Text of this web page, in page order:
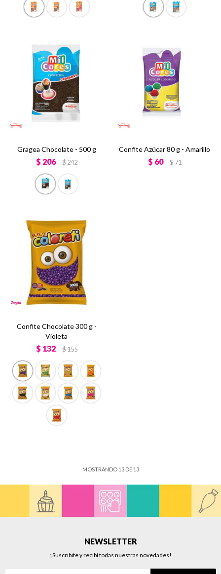
Gragea Chocolate - 500 g
$ 206 $242
Confite Azúcar 80 g - Amarillo
$ 60 $71
Confite Chocolate 300 g -
Violeta
$ 132 $155
MOSTRANDO 13DE 13
NEWSLETTER
¡Suscribite y recibí todas nuestras novedades!